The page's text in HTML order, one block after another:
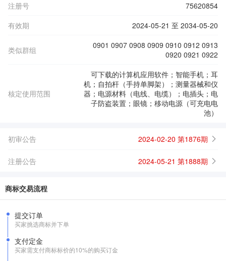
注册号
75620854
有效期
2024-05-21 至 2034-05-20
类似群组
0901 0907 0908 0909 0910 0912 0913
0920 0921 0922
核定使用范围
可下载的计算机应用软件；智能手机；耳
机；自拍杆（手持单脚架）；测量器械和仪
器；电源材料（电线、电缆）；电插头；电
子防盗装置；眼镜；移动电源（可充电电
池）
初审公告 2024-02-20 第1876期
注册公告 2024-05-21 第1888期
商标交易流程
提交订单
买家挑选商标并下单
支付定金
买家需支付商标标价的10%的购买订金